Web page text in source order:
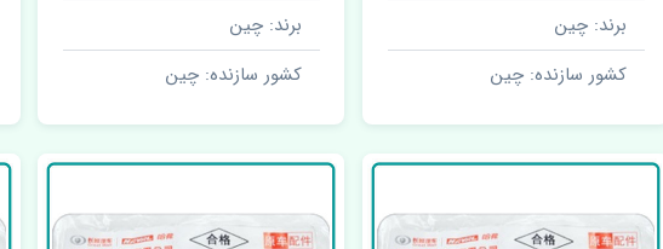
برند: چین
کشور سازنده: چین
برند: چین
کشور سازنده: چین